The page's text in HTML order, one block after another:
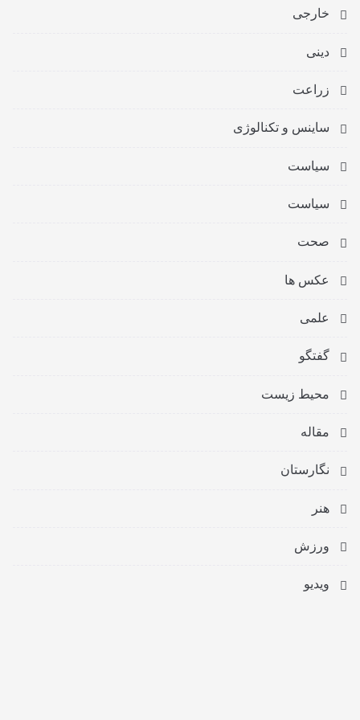
خارجی
دینی
زراعت
ساینس و تکنالوژی
سیاست
سیاست
صحت
عکس ها
علمی
گفتگو
محیط زیست
مقاله
نگارستان
هنر
ورزش
ویدیو